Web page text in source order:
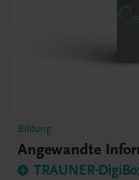
Bildung
Angewandte
TRAUNER-